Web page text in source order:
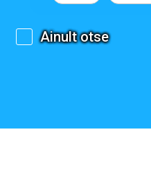
Ainult otse